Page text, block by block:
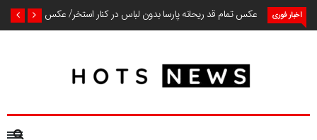
اخبار فوری عکس تمام قد ریحانه پارسا بدون لباس در کنار استخر/ عکس